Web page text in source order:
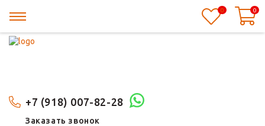
+7 (918) 007-82-28
Заказать звонок
0 0